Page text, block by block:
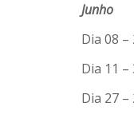
Junho
Dia 08
Dia 11
Dia 27